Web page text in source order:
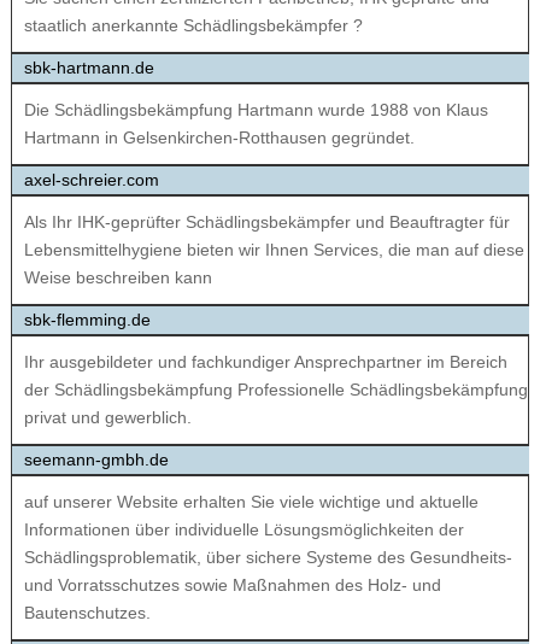
staatlich anerkannte Schädlingsbekämpfer ?
sbk-hartmann.de
Die Schädlingsbekämpfung Hartmann wurde 1988 von Klaus
Hartmann in Gelsenkirchen-Rotthausen gegründet.
axel-schreier.com
Als Ihr IHK-geprüfter Schädlingsbekämpfer und Beauftragter für
Lebensmittelhygiene bieten wir Ihnen Services, die man auf diese
Weise beschreiben kann
sbk-flemming.de
Ihr ausgebildeter und fachkundiger Ansprechpartner im Bereich
der Schädlingsbekämpfung Professionelle Schädlingsbekämpfung
privat und gewerblich.
seemann-gmbh.de
auf unserer Website erhalten Sie viele wichtige und aktuelle
Informationen über individuelle Lösungsmöglichkeiten der
Schädlingsproblematik, über sichere Systeme des Gesundheits-
und Vorratsschutzes sowie Maßnahmen des Holz- und
Bautenschutzes.